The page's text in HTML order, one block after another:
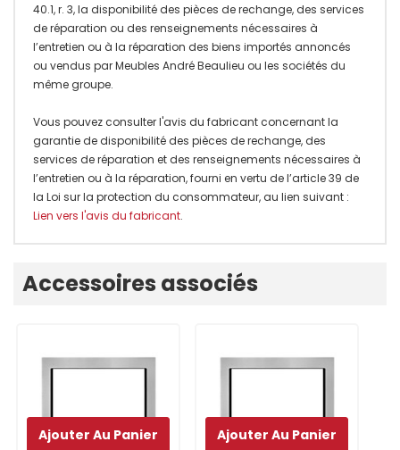
40.1, r. 3, la disponibilité des pièces de rechange, des services
de réparation ou des renseignements nécessaires à
l’entretien ou à la réparation des biens importés annoncés
ou vendus par Meubles André Beaulieu ou les sociétés du
même groupe.
Vous pouvez consulter l'avis du fabricant concernant la
garantie de disponibilité des pièces de rechange, des
services de réparation et des renseignements nécessaires à
l’entretien ou à la réparation, fourni en vertu de l’article 39 de
la Loi sur la protection du consommateur, au lien suivant :
Lien vers l'avis du fabricant.
personnalisé
Accessoires associés
Ajouter Au Panier Ajouter Au Panier